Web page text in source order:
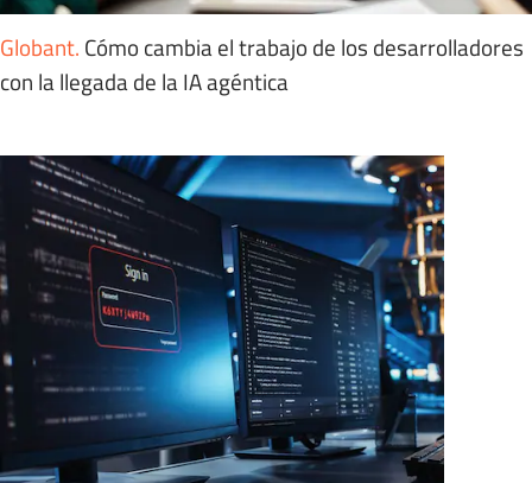
Globant. Cómo cambia el trabajo de los desarrolladores
con la llegada de la IA agéntica